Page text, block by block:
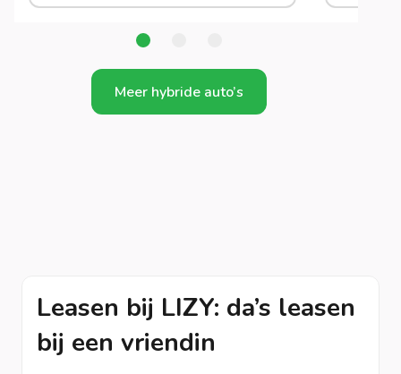
Meer hybride auto’s
Leasen bij LIZY: da’s leasen
bij een vriendin